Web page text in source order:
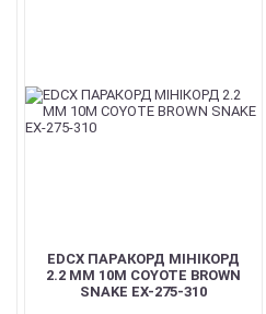
EDCX ПАРАКОРД МІНІКОРД
2.2 ММ 10М COYOTE BROWN
SNAKE EX-275-310